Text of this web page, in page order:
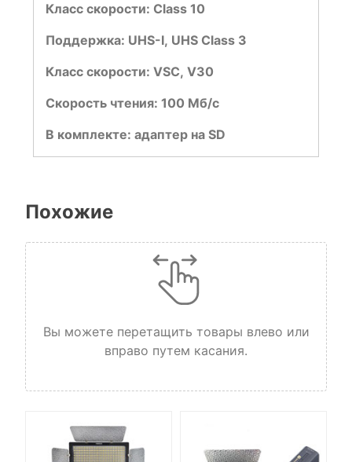
Класс скорости: Class 10
Поддержка: UHS-I, UHS Class 3
Класс скорости: VSC, V30
Скорость чтения: 100 Мб/с
В комплекте: адаптер на SD
Похожие
Вы можете перетащить товары влево или
вправо путем касания.